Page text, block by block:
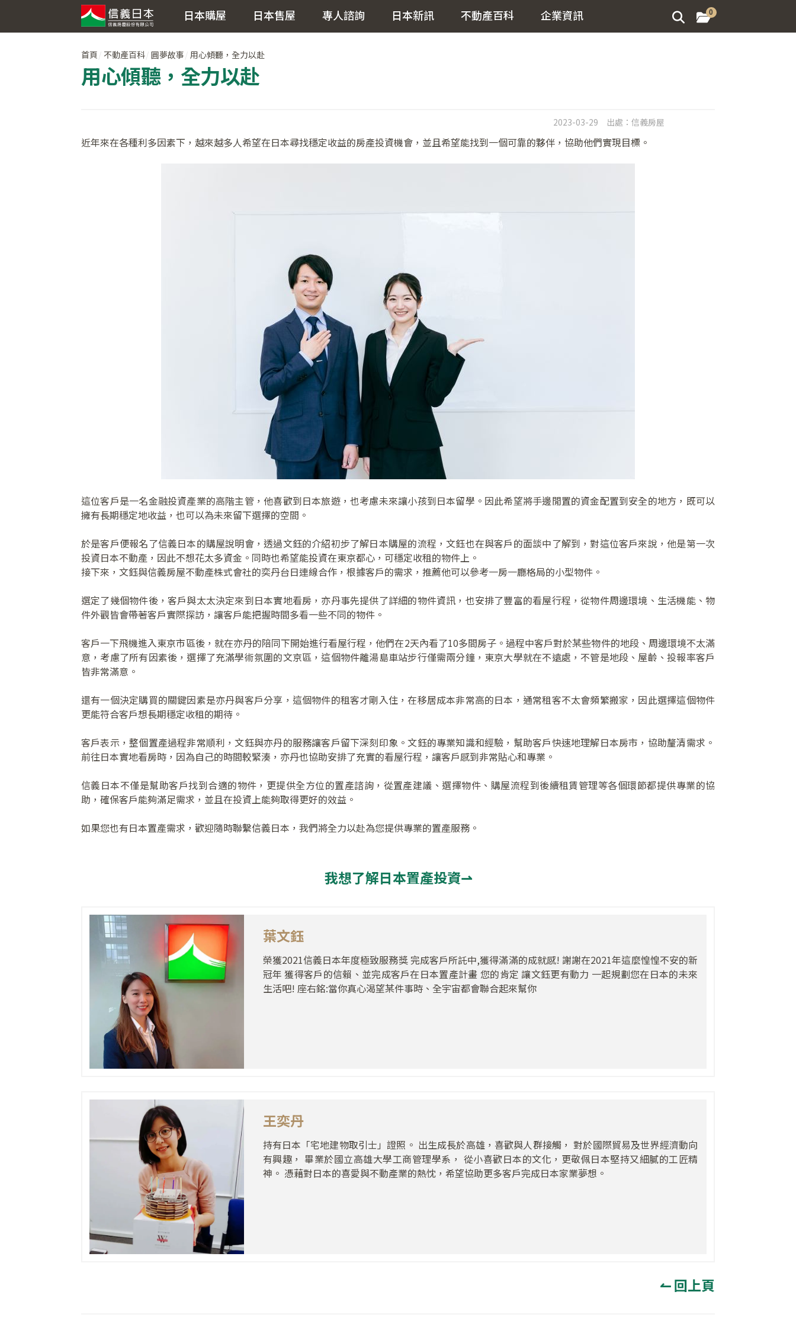
日本購屋 日本售屋 專人諮詢 日本新訊 不動產百科 企業資訊 0
首頁 不動產百科 圓夢故事 用心傾聽，全力以赴
用心傾聽，全力以赴
2023-03-29 出處： 信義房屋
近年來在各種利多因素下，越來越多人希望在日本尋找穩定收益的房產投資機會，並且希望能找到一個可靠的夥伴，協助他們實現目標。
這位客戶是一名金融投資產業的高階主管，他喜歡到日本旅遊，也考慮未來讓小孩到日本留學。因此希望將手邊閒置的資金配置到安全的地方，既可以
擁有長期穩定地收益，也可以為未來留下選擇的空間。
於是客戶便報名了信義日本的購屋說明會，透過文鈺的介紹初步了解日本購屋的流程，文鈺也在與客戶的面談中了解到，對這位客戶來說，他是第一次
投資日本不動產，因此不想花太多資金。同時也希望能投資在東京都心，可穩定收租的物件上。
接下來，文鈺與信義房屋不動產株式會社的奕丹台日連線合作，根據客戶的需求，推薦他可以參考一房一廳格局的小型物件。
選定了幾個物件後，客戶與太太決定來到日本實地看房，亦丹事先提供了詳細的物件資訊，也安排了豐富的看屋行程，從物件周邊環境、生活機能、物
件外觀皆會帶著客戶實際探訪，讓客戶能把握時間多看一些不同的物件。
客戶一下飛機進入東京市區後，就在亦丹的陪同下開始進行看屋行程，他們在2天內看了10多間房子。過程中客戶對於某些物件的地段、周邊環境不太滿
意，考慮了所有因素後，選擇了充滿學術氛圍的文京區，這個物件離湯島車站步行僅需兩分鐘，東京大學就在不遠處，不管是地段、屋齡、投報率客戶
皆非常滿意。
還有一個決定購買的關鍵因素是亦丹與客戶分享，這個物件的租客才剛入住，在移居成本非常高的日本，通常租客不太會頻繁搬家，因此選擇這個物件
更能符合客戶想長期穩定收租的期待。
客戶表示，整個置產過程非常順利，文鈺與亦丹的服務讓客戶留下深刻印象。文鈺的專業知識和經驗，幫助客戶快速地理解日本房市，協助釐清需求。
前往日本實地看房時，因為自己的時間較緊湊，亦丹也協助安排了充實的看屋行程，讓客戶感到非常貼心和專業。
信義日本不僅是幫助客戶找到合適的物件，更提供全方位的置產諮詢，從置產建議、選擇物件、購屋流程到後續租賃管理等各個環節都提供專業的協
助，確保客戶能夠滿足需求，並且在投資上能夠取得更好的效益。
如果您也有日本置產需求，歡迎隨時聯繫信義日本，我們將全力以赴為您提供專業的置產服務。
我想了解日本置產投資⇀
葉文鈺
榮獲2021信義日本年度極致服務獎 完成客戶所託中,獲得滿滿的成就感! 謝謝在2021年這麼惶惶不安的新
冠年 獲得客戶的信賴、並完成客戶在日本置產計畫 您的肯定 讓文鈺更有動力 一起規劃您在日本的未來
生活吧! 座右銘:當你真心渴望某件事時、全宇宙都會聯合起來幫你
王奕丹
持有日本「宅地建物取引士」證照。 出生成長於高雄，喜歡與人群接觸， 對於國際貿易及世界經濟動向
有興趣， 畢業於國立高雄大學工商管理學系， 從小喜歡日本的文化，更敬佩日本堅持又細膩的工匠精
神。 憑藉對日本的喜愛與不動產業的熱忱，希望協助更多客戶完成日本家業夢想。
↼ 回上頁